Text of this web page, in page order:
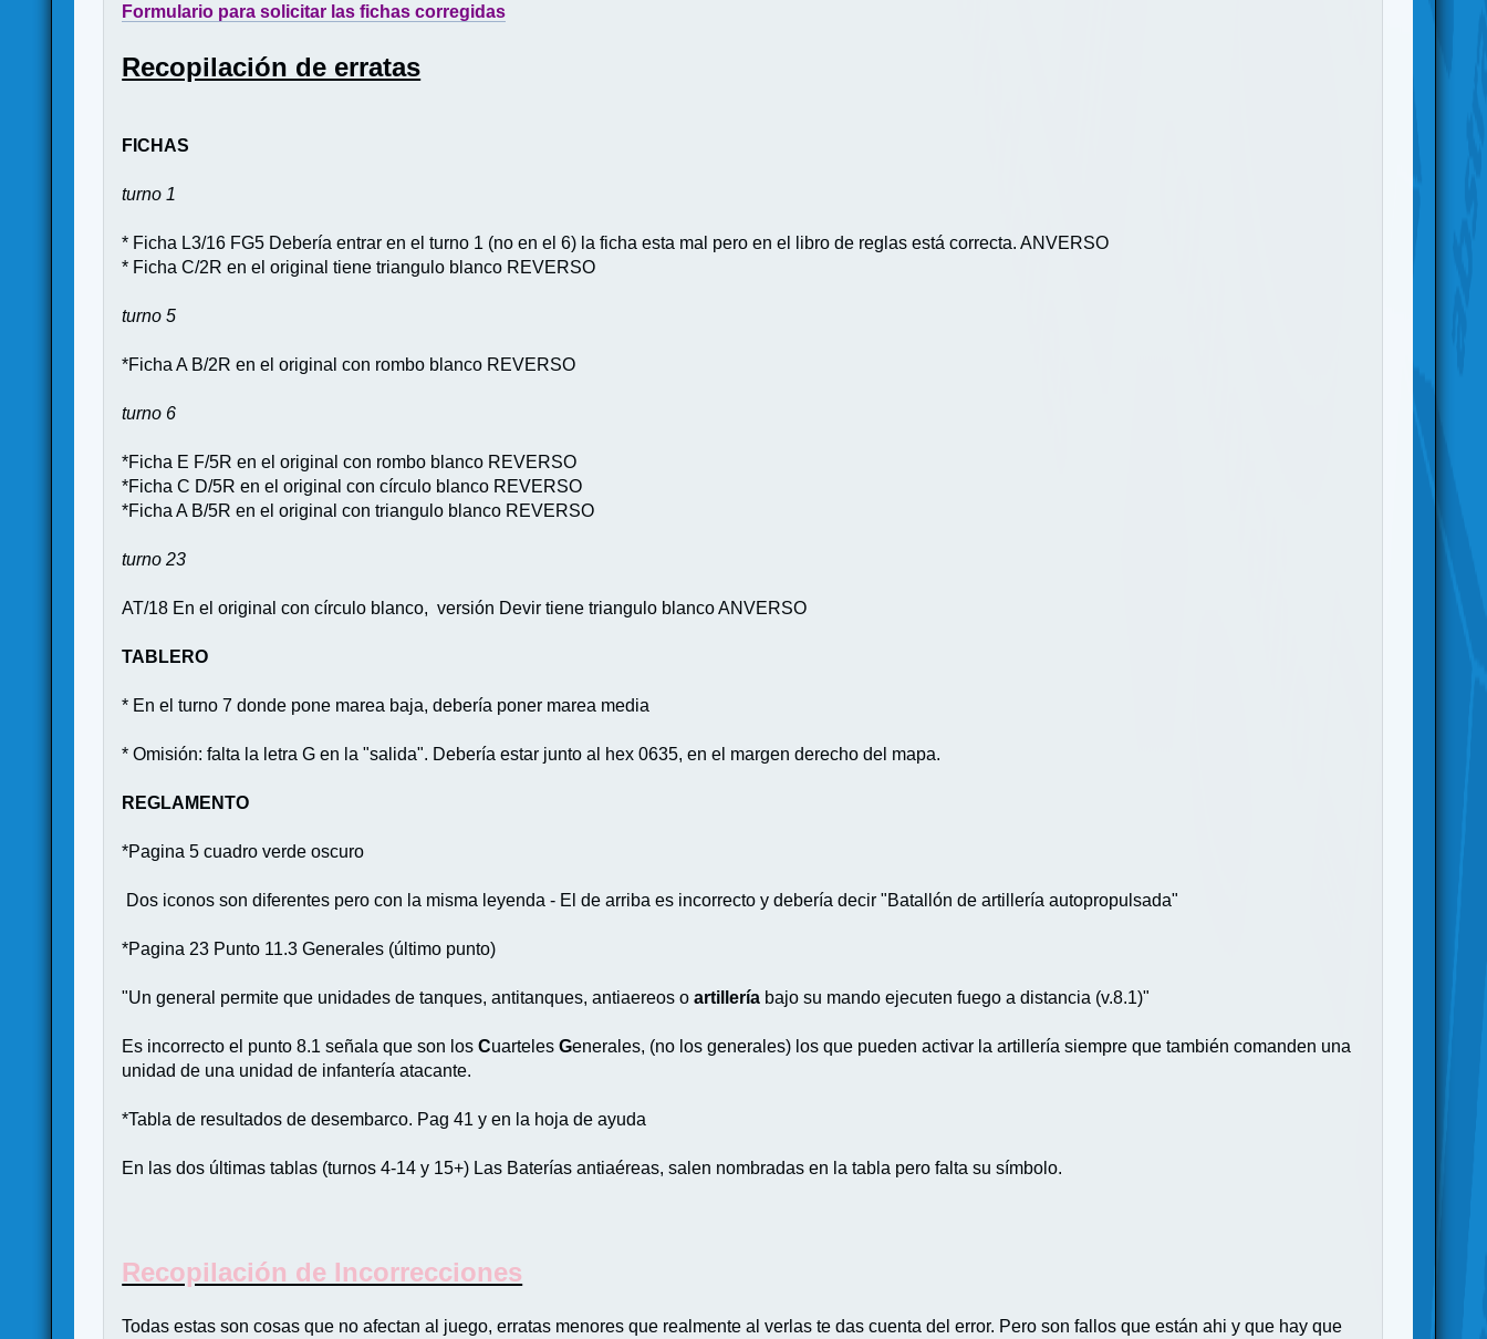
Formulario para solicitar las fichas corregidas
Recopilación de erratas
FICHAS
turno 1
* Ficha L3/16 FG5 Debería entrar en el turno 1 (no en el 6) la ficha esta mal pero en el libro de reglas está correcta. ANVERSO
* Ficha C/2R en el original tiene triangulo blanco REVERSO
turno 5
*Ficha A B/2R en el original con rombo blanco REVERSO
turno 6
*Ficha E F/5R en el original con rombo blanco REVERSO
*Ficha C D/5R en el original con círculo blanco REVERSO
*Ficha A B/5R en el original con triangulo blanco REVERSO
turno 23
AT/18 En el original con círculo blanco, versión Devir tiene triangulo blanco ANVERSO
TABLERO
* En el turno 7 donde pone marea baja, debería poner marea media
* Omisión: falta la letra G en la "salida". Debería estar junto al hex 0635, en el margen derecho del mapa.
REGLAMENTO
*Pagina 5 cuadro verde oscuro
Dos iconos son diferentes pero con la misma leyenda - El de arriba es incorrecto y debería decir "Batallón de artillería autopropulsada"
*Pagina 23 Punto 11.3 Generales (último punto)
"Un general permite que unidades de tanques, antitanques, antiaereos oartillería bajo su mando ejecuten fuego a distancia (v.8.1)"
Es incorrecto el punto 8.1 señala que son los CuartelesGenerales, (no los generales) los que pueden activar la artillería siempre que también comanden una
unidad de una unidad de infantería atacante.
*Tabla de resultados de desembarco. Pag 41 y en la hoja de ayuda
En las dos últimas tablas (turnos 4-14 y 15+) Las Baterías antiaéreas, salen nombradas en la tabla pero falta su símbolo.
Recopilación de Incorrecciones
Todas estas son cosas que no afectan al juego, erratas menores que realmente al verlas te das cuenta del error. Pero son fallos que están ahi y que hay que